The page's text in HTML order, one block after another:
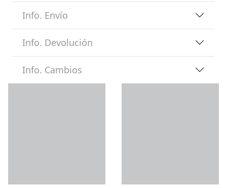
Info. Envío
Info. Devolución
Info. Cambios